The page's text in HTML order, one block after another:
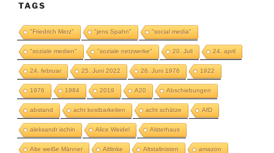
TAGS
"Friedrich Merz" "jens Spahn" "social media"
"soziale medien" "soziale netzwerke" 20. Juli 24. april
24. februar 25. Juni 2022 26. Juni 1976 1922
1976 1984 2019 A20 Abschiebungen
abstand acht kostbarkeiten acht schätze AfD
aleksandr ischin Alice Weidel Alsterhaus
Alte weiße Männer Altlinke Altstalinisten amazon